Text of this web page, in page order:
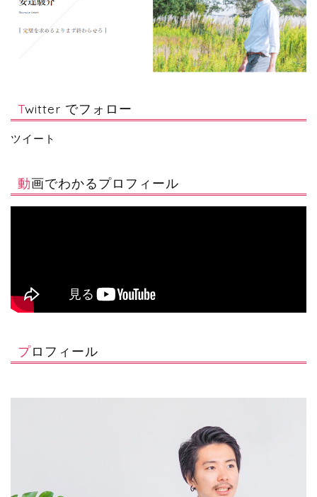
Twitter でフォロー
ツイート
動画でわかるプロフィール
プロフィール